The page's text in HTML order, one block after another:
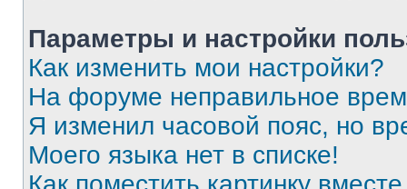
Параметры и настройки
Как изменить мои настройки?
На форуме неправильное
Я изменил часовой пояс, но
Моего языка нет в списке!